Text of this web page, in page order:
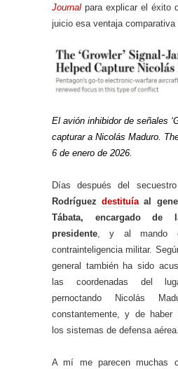
Journal para explicar el éxito
juicio esa ventaja comparativa
El avión inhibidor de señales
capturar a Nicolás Maduro.
6 de enero de 2026.
Días después del
Rodríguezdestituíaal
Tábata, encargado de
presidente, y al mando
contrainteligencia militar.
general también ha sido
las coordenadas del
pernoctando Nicolás
constantemente, y de haber
los sistemas de defensa aérea.
A mí me parecen muchas